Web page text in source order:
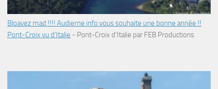
Bloavez mad !!!! Audierne info vous souhaite une bonne année !!
Pont-Croix vu d’Italie - Pont-Croix d’Italie par FEB Productions